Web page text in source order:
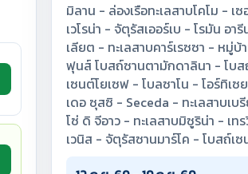
มิลาน - ล่องเรือทะเลสาบโคโม - เซ
เวโรน่า - จัตุรัสเออร์เบ - โรมัน อา
เลียต - ทะเลสาบคาร์เรซซา - หมู่บ้
ฟุนส์ โบสถ์ซานตามักดาลินา - โบ
เซนต์โยเซฟ - โบลซาโน - โอร์ทิเ
เดอ ซุสซิ - Seceda - ทะเลสาบเบ
โซ่ ดิ จีอาว - ทะเลสาบมิซูริน่า - เทร
เวนิส - จัตุรัสซานมาร์โค - โบสถ์เ